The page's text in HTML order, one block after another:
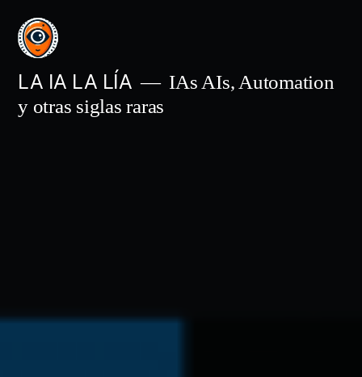
Saltar
contenido
LA IA LA LÍA
IAs AIs, Automation
y otras siglas raras